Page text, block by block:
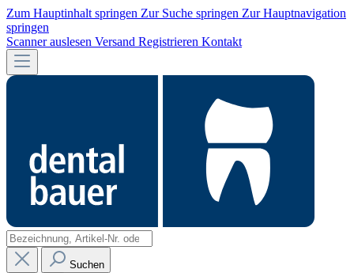
Zum Hauptinhalt springen Zur Suche springen Zur Hauptnavigation
springen
Scanner auslesen Versand Registrieren Kontakt
Suchen